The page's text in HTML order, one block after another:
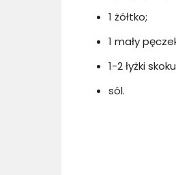
1 żółtko;
1 mały
1-2 łyżki
sól.